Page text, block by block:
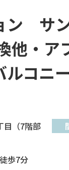
ン サ
・ア
コニ
目（7階部
歩7分